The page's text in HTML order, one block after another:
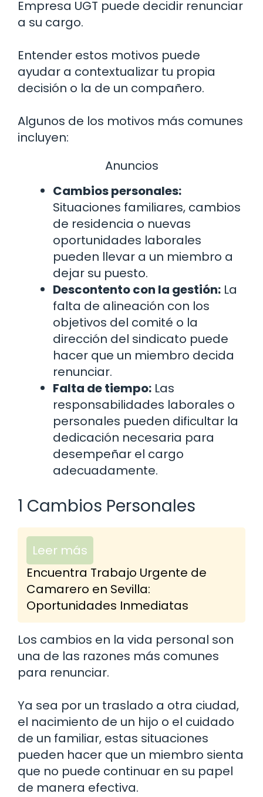
Empresa UGT puede decidir renunciar
a su cargo.
Entender estos motivos puede
ayudar a contextualizar tu propia
decisión o la de un compañero.
Algunos de los motivos más comunes
incluyen:
Anuncios
Cambios personales:
Situaciones familiares, cambios
de residencia o nuevas
oportunidades laborales
pueden llevar a un miembro a
dejar su puesto.
Descontento con la gestión: La
falta de alineación con los
objetivos del comité o la
dirección del sindicato puede
hacer que un miembro decida
renunciar.
Falta de tiempo: Las
responsabilidades laborales o
personales pueden dificultar la
dedicación necesaria para
desempeñar el cargo
adecuadamente.
1 Cambios Personales
Leer más
Encuentra Trabajo Urgente de
Camarero en Sevilla:
Oportunidades Inmediatas
Los cambios en la vida personal son
una de las razones más comunes
para renunciar.
Ya sea por un traslado a otra ciudad,
el nacimiento de un hijo o el cuidado
de un familiar, estas situaciones
pueden hacer que un miembro sienta
que no puede continuar en su papel
de manera efectiva.